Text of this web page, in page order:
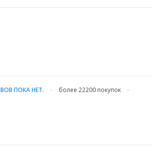
ПОКА НЕТ. более 22200покупок